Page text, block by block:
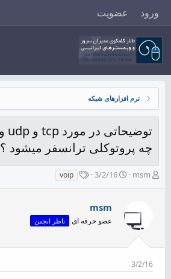
ورود عضویت
نرم افزارهای شبکه
چه پروتوکلی ترانسفر میشود ؟
ش
د
ه
msm
ت
و
3/2/16
ب
ر
پ
ه
voip
msm
عضو حرفه ای ناظر انجمن
3/2/16